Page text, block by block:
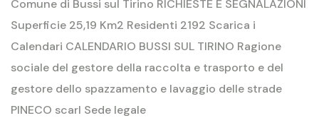
Comune di Bussi sul Tirino RICHIESTE E SEGNALAZIONI
Superficie 25,19 Km2 Residenti 2192 Scarica i
Calendari CALENDARIO BUSSI SUL TIRINO Ragione
sociale del gestore della raccolta e trasporto e del
gestore dello spazzamento e lavaggio delle strade
PINECO scarl Sede legale